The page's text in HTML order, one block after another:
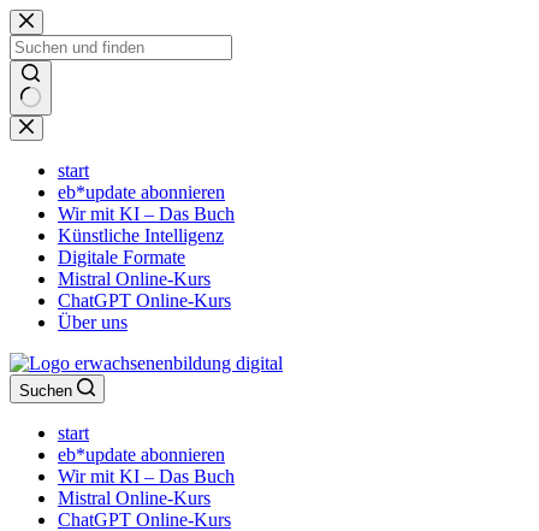
Zum
Inhalt
springen
Keine
Ergebnisse
start
eb*update abonnieren
Wir mit KI – Das Buch
Künstliche Intelligenz
Digitale Formate
Mistral Online-Kurs
ChatGPT Online-Kurs
Über uns
Suchen
start
eb*update abonnieren
Wir mit KI – Das Buch
Mistral Online-Kurs
ChatGPT Online-Kurs